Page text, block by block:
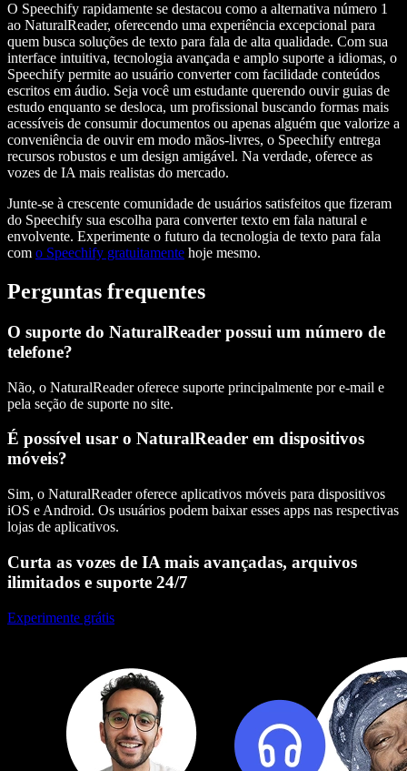
O Speechify rapidamente se destacou como a alternativa número 1
ao NaturalReader, oferecendo uma experiência excepcional para
quem busca soluções de texto para fala de alta qualidade. Com sua
interface intuitiva, tecnologia avançada e amplo suporte a idiomas, o
Speechify permite ao usuário converter com facilidade conteúdos
escritos em áudio. Seja você um estudante querendo ouvir guias de
estudo enquanto se desloca, um profissional buscando formas mais
acessíveis de consumir documentos ou apenas alguém que valorize a
conveniência de ouvir em modo mãos-livres, o Speechify entrega
recursos robustos e um design amigável. Na verdade, oferece as
vozes de IA mais realistas do mercado.
Junte-se à crescente comunidade de usuários satisfeitos que fizeram
do Speechify sua escolha para converter texto em fala natural e
envolvente. Experimente o futuro da tecnologia de texto para fala
com o Speechify gratuitamente hoje mesmo.
Perguntas frequentes
O suporte do NaturalReader possui um número de
telefone?
Não, o NaturalReader oferece suporte principalmente por e-mail e
pela seção de suporte no site.
É possível usar o NaturalReader em dispositivos
móveis?
Sim, o NaturalReader oferece aplicativos móveis para dispositivos
iOS e Android. Os usuários podem baixar esses apps nas respectivas
lojas de aplicativos.
Curta as vozes de IA mais avançadas, arquivos
ilimitados e suporte 24/7
Experimente grátis